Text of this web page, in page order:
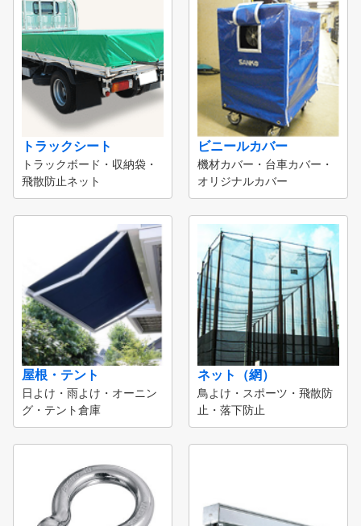
トラックシート
トラックボード・収納袋・
飛散防止ネット
ビニールカバー
機材カバー・台車カバー・
オリジナルカバー
屋根・テント
日よけ・雨よけ・オーニン
グ・テント倉庫
ネット（網）
鳥よけ・スポーツ・飛散防
止・落下防止